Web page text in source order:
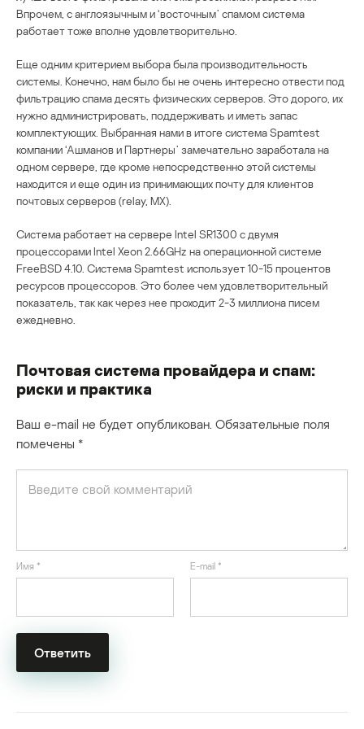
Впрочем, с англоязычным и ‘восточным’ спамом система
работает тоже вполне удовлетворительно.
Еще одним критерием выбора была производительность
системы. Конечно, нам было бы не очень интересно отвести под
фильтрацию спама десять физических серверов. Это дорого, их
нужно администрировать, поддерживать и иметь запас
комплектующих. Выбранная нами в итоге система Spamtest
компании ‘Ашманов и Партнеры’ замечательно заработала на
одном сервере, где кроме непосредственно этой системы
находится и еще один из принимающих почту для клиентов
почтовых серверов (relay, MX).
Система работает на сервере Intel SR1300 с двумя
процессорами Intel Xeon 2.66GHz на операционной системе
FreeBSD 4.10. Система Spamtest использует 10-15 процентов
ресурсов процессоров. Это более чем удовлетворительный
показатель, так как через нее проходит 2-3 миллиона писем
ежедневно.
Почтовая система провайдера и спам:
риски и практика
Ваш e-mail не будет опубликован. Обязательные поля
помечены *
Имя * E-mail *